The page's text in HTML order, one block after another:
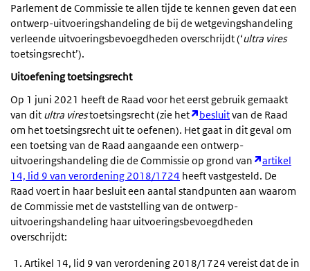
Parlement de Commissie te allen tijde te kennen geven dat een
ontwerp-uitvoeringshandeling de bij de wetgevingshandeling
verleende uitvoeringsbevoegdheden overschrijdt (‘ultra vires
toetsingsrecht’).
Uitoefening toetsingsrecht
Op 1 juni 2021 heeft de Raad voor het eerst gebruik gemaakt
van dit ultra virestoetsingsrecht (zie het besluitvan de Raad
om het toetsingsrecht uit te oefenen). Het gaat in dit geval om
een toetsing van de Raad aangaande een ontwerp-
uitvoeringshandeling die de Commissie op grond van
artikel
14, lid 9 van verordening 2018/1724 heeft vastgesteld. De
Raad voert in haar besluit een aantal standpunten aan waarom
de Commissie met de vaststelling van de ontwerp-
uitvoeringshandeling haar uitvoeringsbevoegdheden
overschrijdt:
Artikel 14, lid 9 van verordening 2018/1724 vereist dat de in